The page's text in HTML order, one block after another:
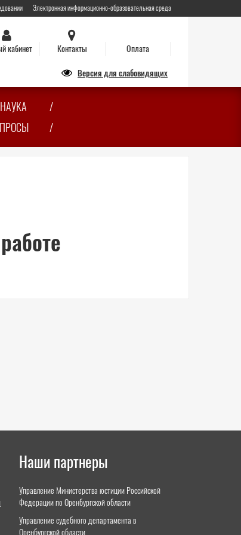
Электронная информационно-образовательная среда
кабинет Контакты Оплата
Версия для слабовидящих
НАУКА
Наши партнеры
Управление Министерства юстиции Российской
Федерации по Оренбургской области
Управление судебного департамента в
Оренбургской области